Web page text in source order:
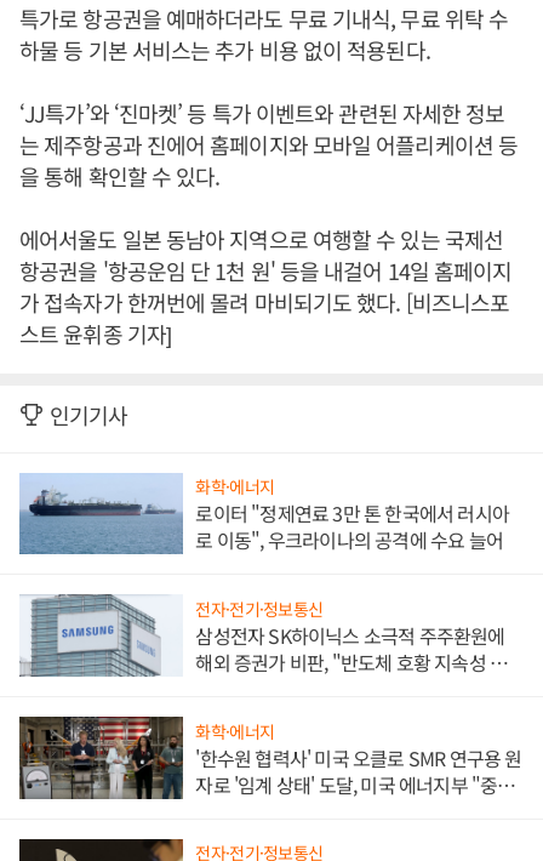
특가로 항공권을 예매하더라도 무료 기내식, 무료 위탁 수
하물 등 기본 서비스는 추가 비용 없이 적용된다.
‘JJ특가’와 ‘진마켓’ 등 특가 이벤트와 관련된 자세한 정보
는 제주항공과 진에어 홈페이지와 모바일 어플리케이션 등
을 통해 확인할 수 있다.
에어서울도 일본 동남아 지역으로 여행할 수 있는 국제선
항공권을 '항공운임 단 1천 원' 등을 내걸어 14일 홈페이지
가 접속자가 한꺼번에 몰려 마비되기도 했다. [비즈니스포
스트 윤휘종 기자]
인기기사
화학·에너지
로이터 "정제연료 3만 톤 한국에서 러시아
로 이동", 우크라이나의 공격에 수요 늘어
전자·전기·정보통신
삼성전자 SK하이닉스 소극적 주주환원에
해외 증권가 비판, "반도체 호황 지속성 의
화학·에너지
'한수원 협력사' 미국 오클로 SMR 연구용 원
자로 '임계 상태' 도달, 미국 에너지부 "중요
전자·전기·정보통신